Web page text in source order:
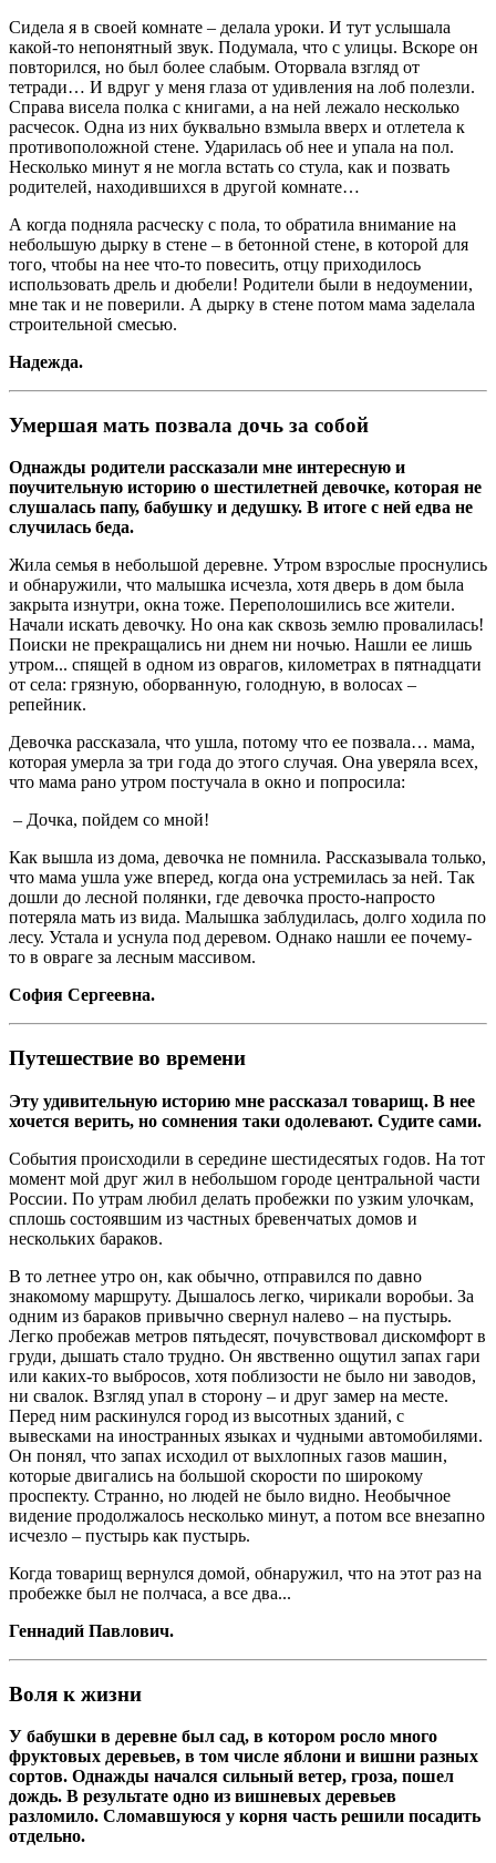
Сидела я в своей комнате – делала уроки. И тут услышала
какой-то непонятный звук. Подумала, что с улицы. Вскоре он
повторился, но был более слабым. Оторвала взгляд от
тетради… И вдруг у меня глаза от удивления на лоб полезли.
Справа висела полка с книгами, а на ней лежало несколько
расчесок. Одна из них буквально взмыла вверх и отлетела к
противоположной стене. Ударилась об нее и упала на пол.
Несколько минут я не могла встать со стула, как и позвать
родителей, находившихся в другой комнате…
А когда подняла расческу с пола, то обратила внимание на
небольшую дырку в стене – в бетонной стене, в которой для
того, чтобы на нее что-то повесить, отцу приходилось
использовать дрель и дюбели! Родители были в недоумении,
мне так и не поверили. А дырку в стене потом мама заделала
строительной смесью.
Надежда.
Умершая мать позвала дочь за собой
Однажды родители рассказали мне интересную и
поучительную историю о шестилетней девочке, которая не
слушалась папу, бабушку и дедушку. В итоге с ней едва не
случилась беда.
Жила семья в небольшой деревне. Утром взрослые проснулись
и обнаружили, что малышка исчезла, хотя дверь в дом была
закрыта изнутри, окна тоже. Переполошились все жители.
Начали искать девочку. Но она как сквозь землю провалилась!
Поиски не прекращались ни днем ни ночью. Нашли ее лишь
утром... спящей в одном из оврагов, километрах в пятнадцати
от села: грязную, оборванную, голодную, в волосах –
репейник.
Девочка рассказала, что ушла, потому что ее позвала… мама,
которая умерла за три года до этого случая. Она уверяла всех,
что мама рано утром постучала в окно и попросила:
– Дочка, пойдем со мной!
Как вышла из дома, девочка не помнила. Рассказывала только,
что мама ушла уже вперед, когда она устремилась за ней. Так
дошли до лесной полянки, где девочка просто-напросто
потеряла мать из вида. Малышка заблудилась, долго ходила по
лесу. Устала и уснула под деревом. Однако нашли ее почему-
то в овраге за лесным массивом.
София Сергеевна.
Путешествие во времени
Эту удивительную историю мне рассказал товарищ. В нее
хочется верить, но сомнения таки одолевают. Судите сами.
События происходили в середине шестидесятых годов. На тот
момент мой друг жил в небольшом городе центральной части
России. По утрам любил делать пробежки по узким улочкам,
сплошь состоявшим из частных бревенчатых домов и
нескольких бараков.
В то летнее утро он, как обычно, отправился по давно
знакомому маршруту. Дышалось легко, чирикали воробьи. За
одним из бараков привычно свернул налево – на пустырь.
Легко пробежав метров пятьдесят, почувствовал дискомфорт в
груди, дышать стало трудно. Он явственно ощутил запах гари
или каких-то выбросов, хотя поблизости не было ни заводов,
ни свалок. Взгляд упал в сторону – и друг замер на месте.
Перед ним раскинулся город из высотных зданий, с
вывесками на иностранных языках и чудными автомобилями.
Он понял, что запах исходил от выхлопных газов машин,
которые двигались на большой скорости по широкому
проспекту. Странно, но людей не было видно. Необычное
видение продолжалось несколько минут, а потом все внезапно
исчезло – пустырь как пустырь.
Когда товарищ вернулся домой, обнаружил, что на этот раз на
пробежке был не полчаса, а все два...
Геннадий Павлович.
Воля к жизни
У бабушки в деревне был сад, в котором росло много
фруктовых деревьев, в том числе яблони и вишни разных
сортов. Однажды начался сильный ветер, гроза, пошел
дождь. В результате одно из вишневых деревьев
разломило. Сломавшуюся у корня часть решили посадить
отдельно.